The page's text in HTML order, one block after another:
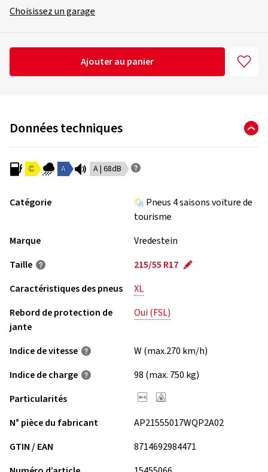
Choisissez un garage
Ajouter au panier
Données techniques
C A A | 68dB
Catégorie
Pneus 4 saisons voiture de
tourisme
Marque
Vredestein
Taille
215/55 R17
Caractéristiques des pneus
XL
Rebord de protection de
jante
Oui (FSL)
Indice de vitesse
W (max.270 km/h)
Indice de charge
98 (max. 750 kg)
Particularités
N° pièce du fabricant
AP21555017WQP2A02
GTIN / EAN
8714692984471